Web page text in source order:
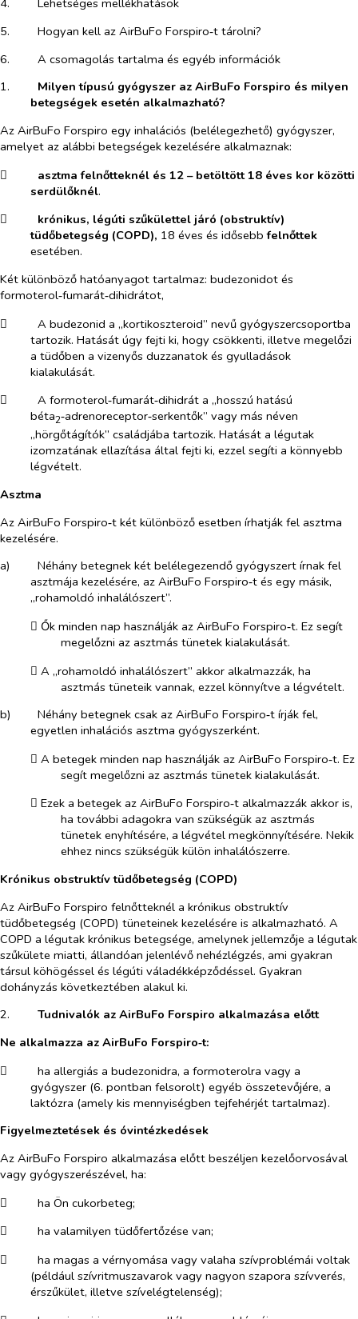
4.​
Lehetséges mellékhatások
5.​
Hogyan kell az AirBuFo Forspiro‑t tárolni?
6.​
A csomagolás tartalma és egyéb információk
1.​
Milyen típusú gyógyszer az AirBuFo Forspiro és milyen
betegségek esetén alkalmazható?
Az AirBuFo Forspiro egy inhalációs (belélegezhető) gyógyszer,
amelyet az alábbi betegségek kezelésére alkalmaznak:
​
asztma felnőtteknél és 12 – betöltött 18 éves kor közötti
serdülőknél.
​
krónikus, légúti szűkülettel járó (obstruktív)
tüdőbetegség (COPD), 18 éves és idősebbfelnőttek
esetében.
Két különböző hatóanyagot tartalmaz: budezonidot és
formoterol‑fumarát‑dihidrátot,
​
A budezonid a „kortikoszteroid” nevű gyógyszercsoportba
tartozik. Hatását úgy fejti ki, hogy csökkenti, illetve megelőzi
a tüdőben a vizenyős duzzanatok és gyulladások
kialakulását.
​
A formoterol‑fumarát‑dihidrát a „hosszú hatású
béta2‑adrenoreceptor‑serkentők” vagy más néven
„hörgőtágítók” családjába tartozik. Hatását a légutak
izomzatának ellazítása által fejti ki, ezzel segíti a könnyebb
légvételt.
Asztma
Az AirBuFo Forspiro‑t két különböző esetben írhatják fel asztma
kezelésére.
a)​
Néhány betegnek két belélegezendő gyógyszert írnak fel
asztmája kezelésére, az AirBuFo Forspiro‑t és egy másik,
„rohamoldó inhalálószert”.
​ Ők minden nap használják az AirBuFo Forspiro‑t. Ez segít
megelőzni az asztmás tünetek kialakulását.
​ A „rohamoldó inhalálószert” akkor alkalmazzák, ha
asztmás tüneteik vannak, ezzel könnyítve a légvételt.
b)​
Néhány betegnek csak az AirBuFo Forspiro‑t írják fel,
egyetlen inhalációs asztma gyógyszerként.
​ A betegek minden nap használják az AirBuFo Forspiro‑t. Ez
segít megelőzni az asztmás tünetek kialakulását.
​ Ezek a betegek az AirBuFo Forspiro‑t alkalmazzák akkor is,
ha további adagokra van szükségük az asztmás
tünetek enyhítésére, a légvétel megkönnyítésére. Nekik
ehhez nincs szükségük külön inhalálószerre.
Krónikus obstruktív tüdőbetegség (COPD)
Az AirBuFo Forspiro felnőtteknél a krónikus obstruktív
tüdőbetegség (COPD) tüneteinek kezelésére is alkalmazható. A
COPD a légutak krónikus betegsége, amelynek jellemzője a légutak
szűkülete miatti, állandóan jelenlévő nehézlégzés, ami gyakran
társul köhögéssel és légúti váladékképződéssel. Gyakran
dohányzás következtében alakul ki.
2.​
Tudnivalók az AirBuFo Forspiro alkalmazása előtt
Ne alkalmazza az AirBuFo Forspiro‑t:
​
ha allergiás a budezonidra, a formoterolra vagy a
gyógyszer (6. pontban felsorolt) egyéb összetevőjére, a
laktózra (amely kis mennyiségben tejfehérjét tartalmaz).
Figyelmeztetések és óvintézkedések
Az AirBuFo Forspiro alkalmazása előtt beszéljen kezelőorvosával
vagy gyógyszerészével, ha:
​
ha Ön cukorbeteg;
​
ha valamilyen tüdőfertőzése van;
​
ha magas a vérnyomása vagy valaha szívproblémái voltak
(például szívritmuszavarok vagy nagyon szapora szívverés,
érszűkület, illetve szívelégtelenség);